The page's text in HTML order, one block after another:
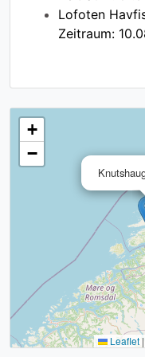
Lofoten
Zeitraum:
+
−
Leaflet |